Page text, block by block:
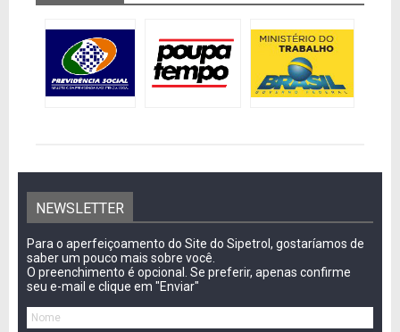
NEWSLETTER
Para o aperfeiçoamento do Site do Sipetrol, gostaríamos de
saber um pouco mais sobre você.
O preenchimento é opcional. Se preferir, apenas confirme
seu e-mail e clique em "Enviar"